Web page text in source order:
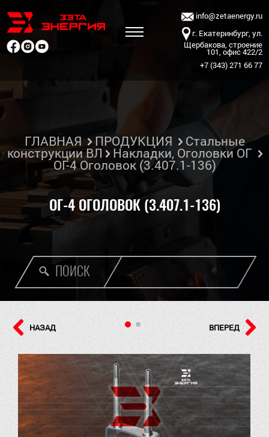
info@zetaenergy.ru
г. Екатеринбург, ул.
Щербакова, строение
101, офис 422/2
+7 (343) 271 66 77
ПОИСК
ГЛАВНАЯ ПРОДУКЦИЯ Стальные
конструкции ВЛ Накладки, Оголовки ОГ
ОГ-4 Оголовок (3.407.1-136)
ОГ-4 ОГОЛОВОК (3.407.1-136)
НАЗАД ВПЕРЕД